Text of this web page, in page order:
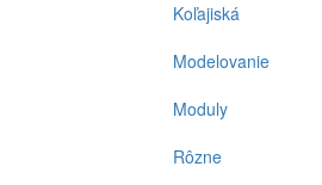
Koľajiská
Modelovanie
Moduly
Rôzne